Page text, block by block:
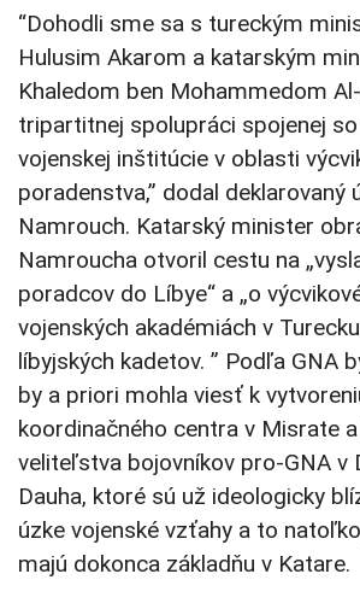
“Dohodli sme sa s tureckým
Hulusim Akarom a katarským
Khaledom ben Mohammedom
tripartitnej spolupráci spojenej
vojenskej inštitúcie v oblasti
poradenstva,” dodal deklarovaný
Namrouch. Katarský minister
Namroucha otvoril cestu na
poradcov do Líbye“ a „o
vojenských akadémiách v
líbyjských kadetov. ” Podľa GNA
by a priori mohla viesť k
koordinačného centra v Misrate
veliteľstva bojovníkov pro-GNA v
Dauha, ktoré sú už ideologicky
úzke vojenské vzťahy a to
majú dokonca základňu v Katare.